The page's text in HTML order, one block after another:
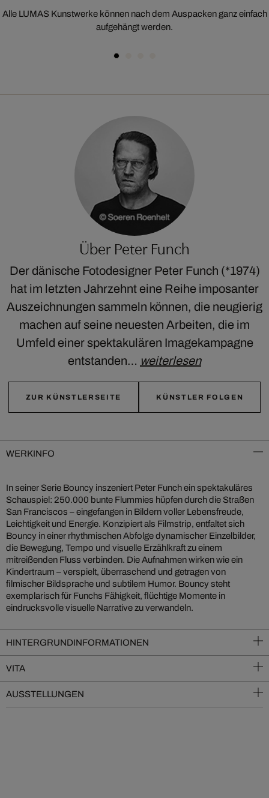
Alle LUMAS Kunstwerke können nach dem Auspacken ganz einfach
aufgehängt werden.
Über Peter Funch
Der dänische Fotodesigner Peter Funch (*1974)
hat im letzten Jahrzehnt eine Reihe imposanter
Auszeichnungen sammeln können, die neugierig
machen auf seine neuesten Arbeiten, die im
Umfeld einer spektakulären Imagekampagne
entstanden… weiterlesen
ZUR KÜNSTLERSEITE KÜNSTLER FOLGEN
WERKINFO
In seiner Serie Bouncy inszeniert Peter Funch ein spektakuläres
Schauspiel: 250.000 bunte Flummies hüpfen durch die Straßen
San Franciscos – eingefangen in Bildern voller Lebensfreude,
Leichtigkeit und Energie. Konzipiert als Filmstrip, entfaltet sich
Bouncy in einer rhythmischen Abfolge dynamischer Einzelbilder,
die Bewegung, Tempo und visuelle Erzählkraft zu einem
mitreißenden Fluss verbinden. Die Aufnahmen wirken wie ein
Kindertraum – verspielt, überraschend und getragen von
filmischer Bildsprache und subtilem Humor. Bouncy steht
exemplarisch für Funchs Fähigkeit, flüchtige Momente in
eindrucksvolle visuelle Narrative zu verwandeln.
HINTERGRUNDINFORMATIONEN
VITA
AUSSTELLUNGEN